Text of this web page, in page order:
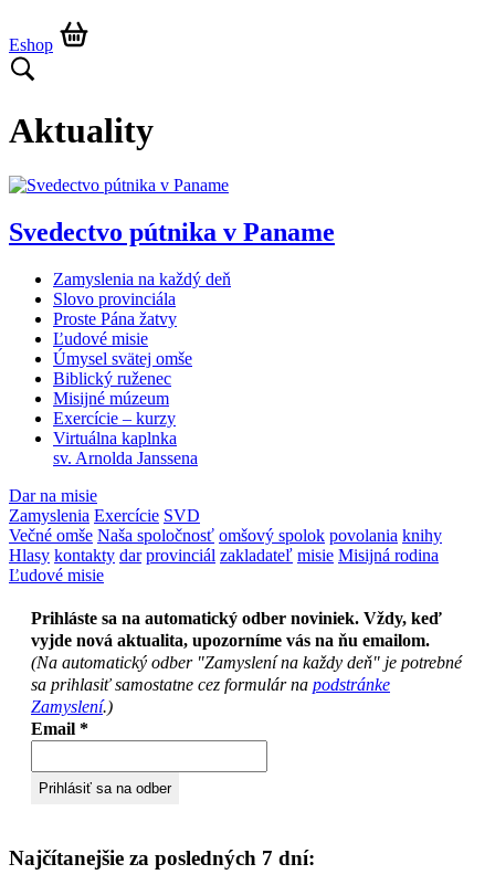
Eshop
Aktuality
Svedectvo pútnika v Paname
Zamyslenia na každý deň
Slovo provinciála
Proste Pána žatvy
Ľudové misie
Úmysel svätej omše
Biblický ruženec
Misijné múzeum
Exercície – kurzy
Virtuálna kaplnka
sv. Arnolda Janssena
Dar na misie
Zamyslenia Exercície SVD
Večné omše Naša spoločnosť omšový spolok povolania knihy
Hlasy kontakty dar provinciál zakladateľ misie Misijná rodina
Ľudové misie
Prihláste sa na automatický odber noviniek. Vždy, keď
vyjde nová aktualita, upozorníme vás na ňu emailom.
(Na automatický odber "Zamyslení na každy deň" je potrebné
sa prihlasiť samostatne cez formulár na podstránke
Zamyslení.)
Email *
Najčítanejšie za posledných 7 dní: